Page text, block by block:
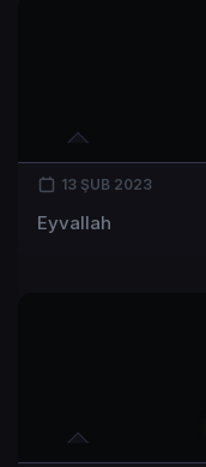
13 ŞUB 2023
Eyvallah